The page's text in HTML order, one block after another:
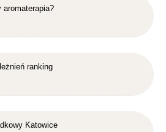
ranking
Katowice